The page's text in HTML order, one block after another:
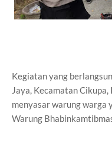
Kegiatan yang
Jaya, Kecamatan
menyasar warung warga
Warung